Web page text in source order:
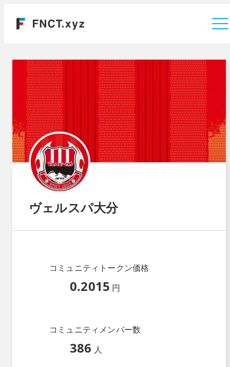
ヴェルスパ大分
コミュニティトークン価格
0.2015 円
コミュニティメンバー数
386 人